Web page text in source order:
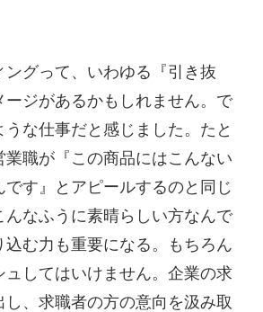
ングって、いわゆる『引き抜
ージがあるかもしれません。で
うな仕事だと感じました。たと
業職が『この商品にはこんない
です』とアピールするのと同じ
んなふうに素晴らしい方なんで
込む力も重要になる。もちろん
ュしてはいけません。企業の求
、求職者の方の意向を汲み取